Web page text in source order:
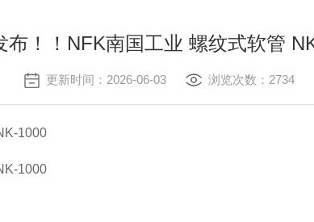
布！！NFK南国工业 螺纹式软管
更新时间：2026-06-03 浏览次数：2734
1000
1000